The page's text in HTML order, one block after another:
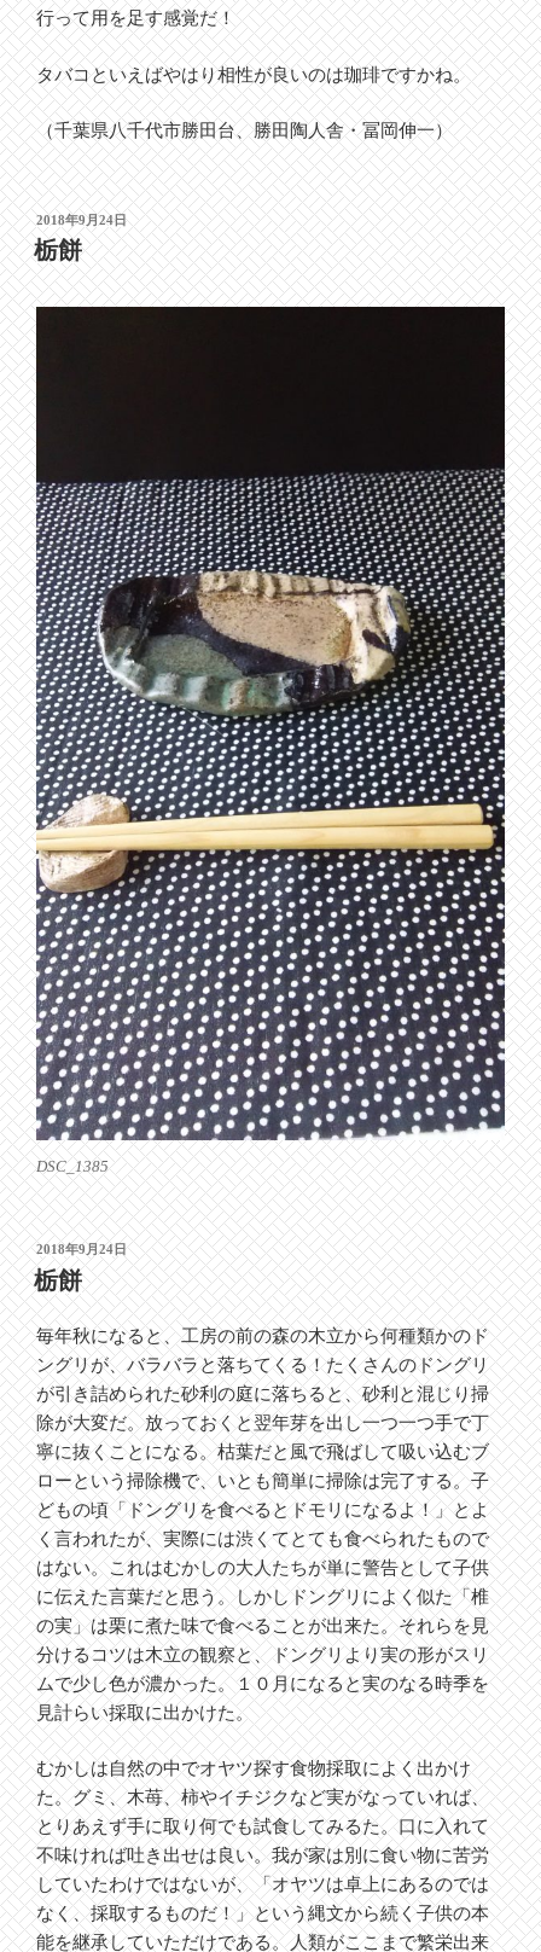
行って用を足す感覚だ！
タバコといえばやはり相性が良いのは珈琲ですかね。
（千葉県八千代市勝田台、勝田陶人舎・冨岡伸一）
投
稿
日:
2018年9月24日
栃餅
DSC_1385
投
稿
日:
2018年9月24日
栃餅
毎年秋になると、工房の前の森の木立から何種類かのド
ングリが、バラバラと落ちてくる！たくさんのドングリ
が引き詰められた砂利の庭に落ちると、砂利と混じり掃
除が大変だ。放っておくと翌年芽を出し一つ一つ手で丁
寧に抜くことになる。枯葉だと風で飛ばして吸い込むブ
ローという掃除機で、いとも簡単に掃除は完了する。子
どもの頃「ドングリを食べるとドモリになるよ！」とよ
く言われたが、実際には渋くてとても食べられたもので
はない。これはむかしの大人たちが単に警告として子供
に伝えた言葉だと思う。しかしドングリによく似た「椎
の実」は栗に煮た味で食べることが出来た。それらを見
分けるコツは木立の観察と、ドングリより実の形がスリ
ムで少し色が濃かった。１０月になると実のなる時季を
見計らい採取に出かけた。
むかしは自然の中でオヤツ探す食物採取によく出かけ
た。グミ、木苺、柿やイチジクなど実がなっていれば、
とりあえず手に取り何でも試食してみるた。口に入れて
不味ければ吐き出せは良い。我が家は別に食い物に苦労
していたわけではないが、「オヤツは卓上にあるのでは
なく、採取するものだ！」という縄文から続く子供の本
能を継承していただけである。人類がここまで繁栄出来